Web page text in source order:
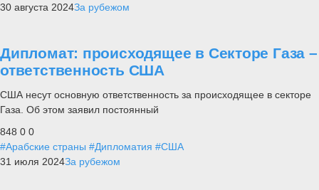
30 августа 2024За рубежом
Дипломат: происходящее в Секторе Газа –
ответственность США
США несут основную ответственность за происходящее в секторе
Газа. Об этом заявил постоянный
848 0 0
#Арабские страны #Дипломатия #США
31 июля 2024За рубежом